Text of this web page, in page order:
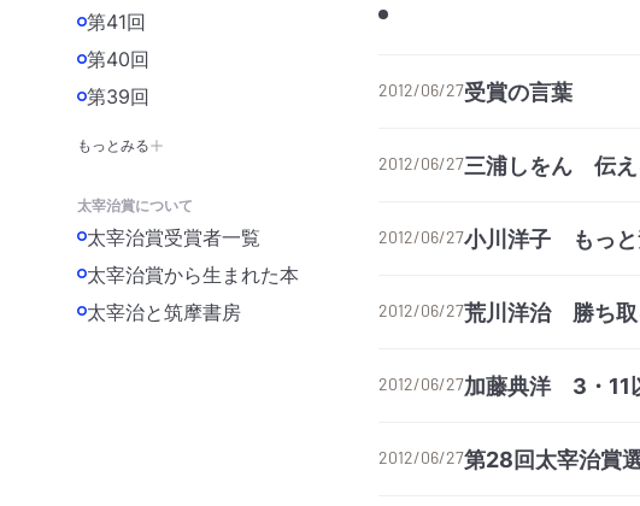
第41回
第40回
第39回
もっとみる
太宰治賞について
太宰治賞受賞者一覧
太宰治賞から生まれた本
太宰治と筑摩書房
2012/06/27受賞の言葉
2012/06/27三浦しをん 伝え
2012/06/27小川洋子 もっと
2012/06/27荒川洋治 勝ち
2012/06/27加藤典洋 3・11
2012/06/27第28回太宰治賞